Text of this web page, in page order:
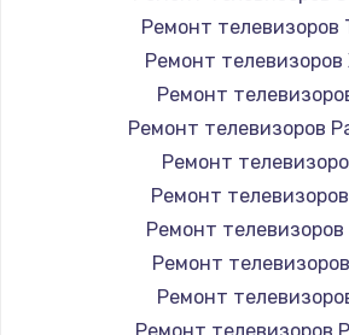
Ремонт телевизоров
Ремонт телевизоров
Ремонт
Ремонт телевизоров
Ремонт
Ремонт телевизоров
Ремонт телевизоров
Ремонт
Ремонт
Ремонт телевизоров